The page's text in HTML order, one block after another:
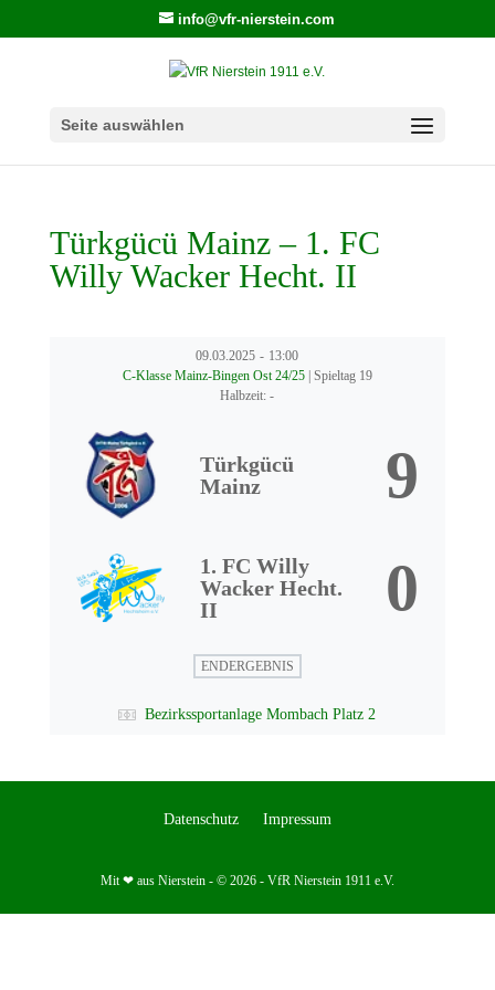
info@vfr-nierstein.com
Seite auswählen
Türkgücü Mainz – 1. FC
Willy Wacker Hecht. II
09.03.2025 - 13:00
C-Klasse Mainz-Bingen Ost 24/25 | Spieltag 19
Halbzeit: -
Türkgücü
Mainz
9
1. FC Willy
Wacker Hecht.
II
0
ENDERGEBNIS
Bezirkssportanlage Mombach Platz 2
Datenschutz Impressum
Mit ❤ aus Nierstein - © 2026 - VfR Nierstein 1911 e.V.